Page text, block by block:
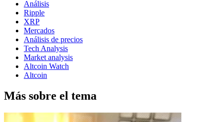
Análisis
Ripple
XRP
Mercados
Análisis de precios
Tech Analysis
Market analysis
Altcoin Watch
Altcoin
Más sobre el tema